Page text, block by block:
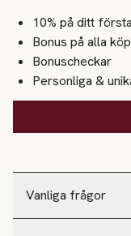
Vanliga frågor
10% på ditt
Bonus på alla köp
Bonuscheckar
Personliga &